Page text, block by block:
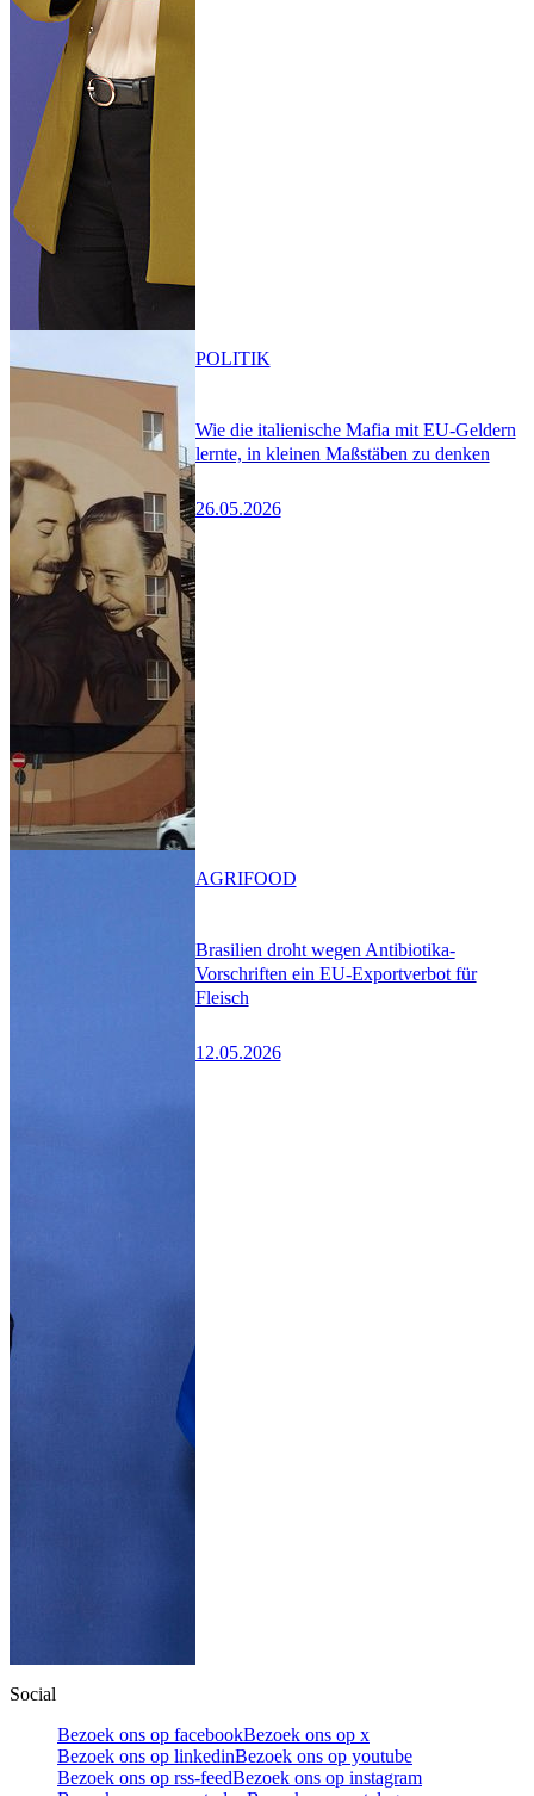
Wie die italienische Mafia mit EU-Geldern
lernte, in kleinen Maßstäben zu denken
26.05.2026
POLITIK
Brasilien droht wegen Antibiotika-
Vorschriften ein EU-Exportverbot für
Fleisch
12.05.2026
AGRIFOOD
Social
Bezoek ons op facebookBezoek ons op x
Bezoek ons op linkedinBezoek ons op youtube
Bezoek ons op rss-feedBezoek ons op instagram